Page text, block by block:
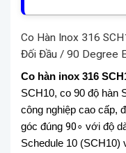
Co Hàn Inox 316
Đối Đầu / 90 Degree
Co hàn inox 316
SCH10, co 90 độ hàn
công nghiệp cao cấp,
góc đúng 90∘ với độ
Schedule 10 (SCH10)